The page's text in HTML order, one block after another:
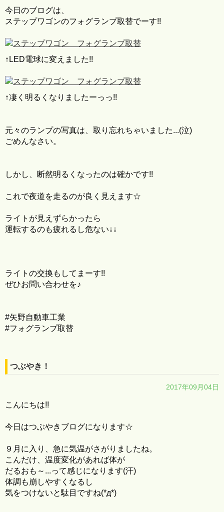
今日のブログは、
ステップワゴンのフォグランプ取替でーす!!
↑LED電球に変えました!!
↑凄く明るくなりましたーっっ!!
元々のランプの写真は、取り忘れちゃいました...(泣)
ごめんなさい。
しかし、断然明るくなったのは確かです!!
これで夜道を走るのが良く見えます☆
ライトが見えずらかったら
運転するのも疲れるし危ない↓↓
ライトの交換もしてまーす!!
ぜひお問い合わせを♪
#矢野自動車工業
#フォグランプ取替
つぶやき！
2017年09月04日
こんにちは!!
今日はつぶやきブログになります☆
９月に入り、急に気温がさがりましたね。
こんだけ、温度変化があれば体が
だるおも～...って感じになります(汗)
体調も崩しやすくなるし
気をつけないと駄目ですね(*д*)